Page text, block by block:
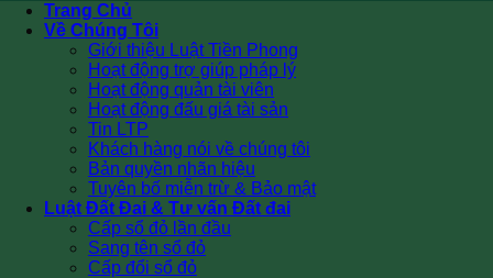
Trang Chủ
Về Chúng Tôi
Giới thiệu Luật Tiền Phong
Hoạt động trợ giúp pháp lý
Hoạt động quản tài viên
Hoạt động đấu giá tài sản
Tin LTP
Khách hàng nói về chúng tôi
Bản quyền nhãn hiệu
Tuyên bố miễn trừ & Bảo mật
Luật Đất Đai & Tư vấn Đất đai
Cấp sổ đỏ lần đầu
Sang tên sổ đỏ
Cấp đổi sổ đỏ